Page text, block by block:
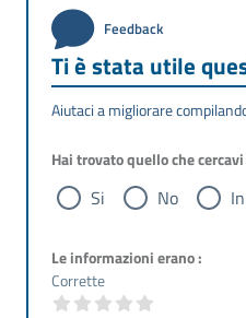
Feedback
Ti è stata utile
Aiutaci a migliorare
Hai trovato quello che cercavi
Si No
Le informazioni erano :
Corrette